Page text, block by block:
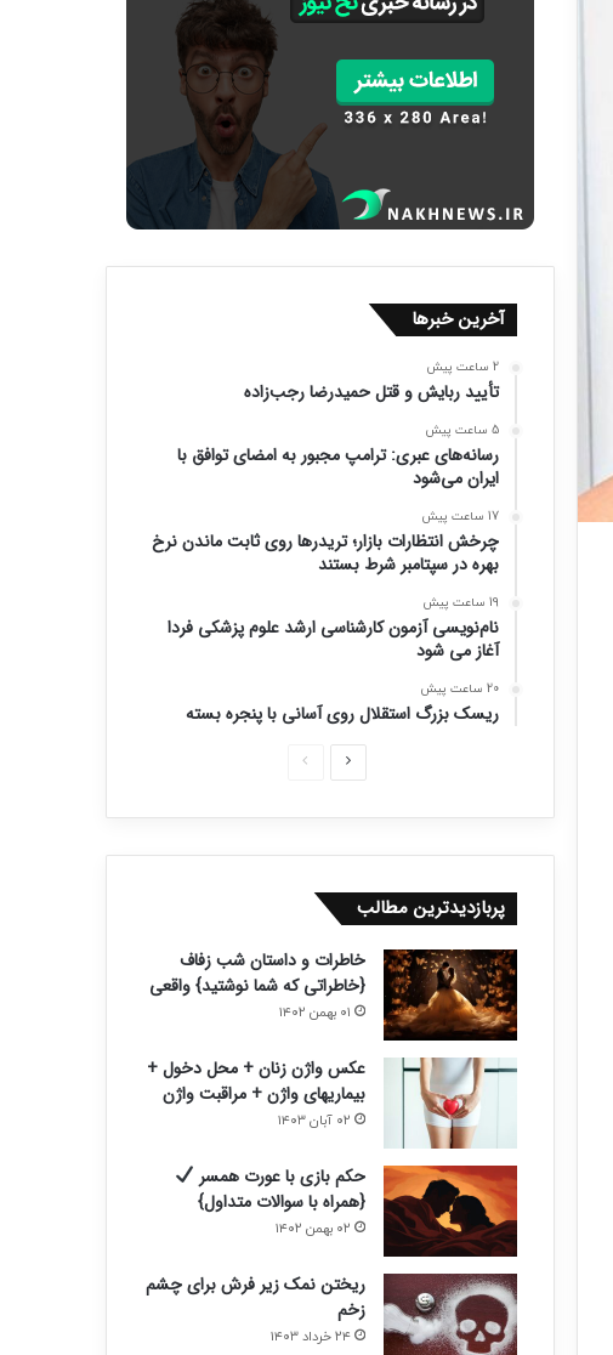
آخرین خبرها
2 ساعت پیش
تأیید ربایش و قتل حمیدرضا رجب‌زاده
5 ساعت پیش
رسانه‌های عبری: ترامپ مجبور به امضای توافق با
ایران می‌شود
17 ساعت پیش
چرخش انتظارات بازار؛ تریدرها روی ثابت ماندن نرخ
بهره در سپتامبر شرط بستند
19 ساعت پیش
نام‌نویسی آزمون کارشناسی ارشد علوم پزشکی فردا
آغاز می شود
20 ساعت پیش
ریسک بزرگ استقلال روی آسانی با پنجره بسته
ص
ل
ب
ع
د
پربازدیدترین مطالب
خاطرات و داستان شب زفاف
{خاطراتی که شما نوشتید} واقعی
۰۱ بهمن ۱۴۰۲
عکس واژن زنان + محل دخول +
بیماریهای واژن + مراقبت واژن
۰۲ آبان ۱۴۰۳
حکم بازی با عورت همسر
{همراه با سوالات متداول}
۰۲ بهمن ۱۴۰۲
ریختن نمک زیر فرش برای چشم
زخم
۲۴ خرداد ۱۴۰۳